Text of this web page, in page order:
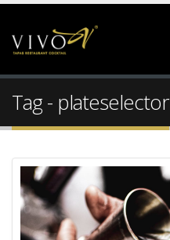
Tag - plateselector